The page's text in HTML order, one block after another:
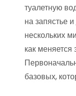
туалетную
на запястье
нескольких
как
базовых,